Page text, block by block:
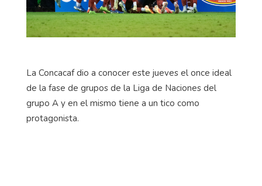
La Concacaf dio a conocer este jueves el once ideal
de la fase de grupos de la Liga de Naciones del
grupo A y en el mismo tiene a un tico como
protagonista.